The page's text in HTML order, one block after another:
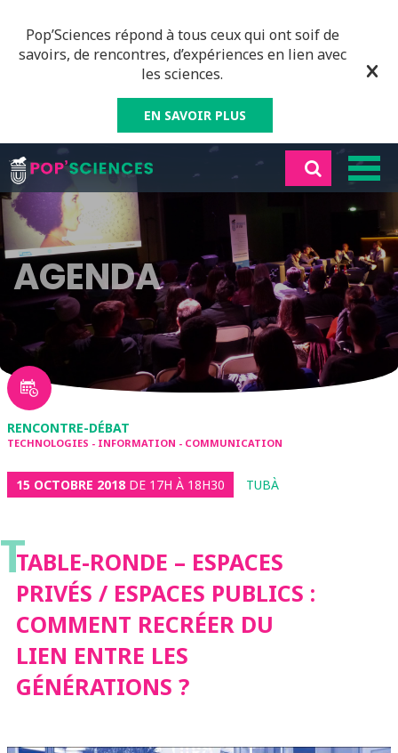
Pop’Sciences répond à tous ceux qui ont soif de
savoirs, de rencontres, d’expériences en lien avec
les sciences.
EN SAVOIR PLUS
AGENDA
RENCONTRE-DÉBAT
TECHNOLOGIES - INFORMATION - COMMUNICATION
15 OCTOBRE 2018DE 17H À 18H30 TUBÀ
TTABLE-RONDE – ESPACES
PRIVÉS / ESPACES PUBLICS :
COMMENT RECRÉER DU
LIEN ENTRE LES
GÉNÉRATIONS ?